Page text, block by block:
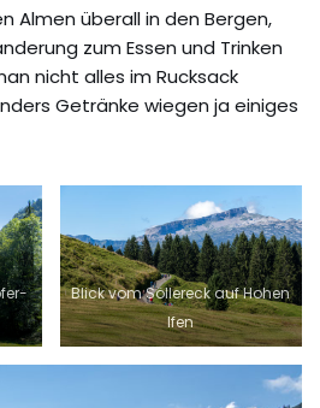
Almen überall in den Bergen,
zum Essen und Trinken
nicht alles im Rucksack
Getränke wiegen ja einiges
Blick vom Söllereck auf Hohen
Ifen